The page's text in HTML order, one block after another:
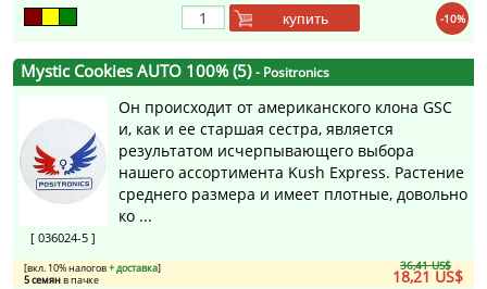
-10%
купить
Mystic Cookies AUTO 100% (5)- Positronics
[ 036024-5 ]
Он происходит от американского клона GSC
и, как и ее старшая сестра, является
результатом исчерпывающего выбора
нашего ассортимента Kush Express. Растение
среднего размера и имеет плотные, довольно
ко ...
36,41 US$
18,21 US$
[вкл. 10% налогов+ доставка]
5 семянв пачке